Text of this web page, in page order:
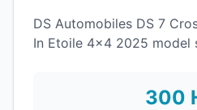
DS Automobiles DS 7
In Etoile 4x4 2025 model
300